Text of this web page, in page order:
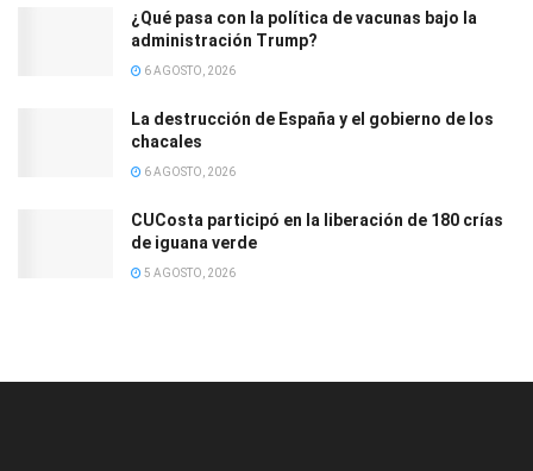
¿Qué pasa con la política de vacunas bajo la
administración Trump?
6 AGOSTO, 2026
La destrucción de España y el gobierno de los
chacales
6 AGOSTO, 2026
CUCosta participó en la liberación de 180 crías
de iguana verde
5 AGOSTO, 2026